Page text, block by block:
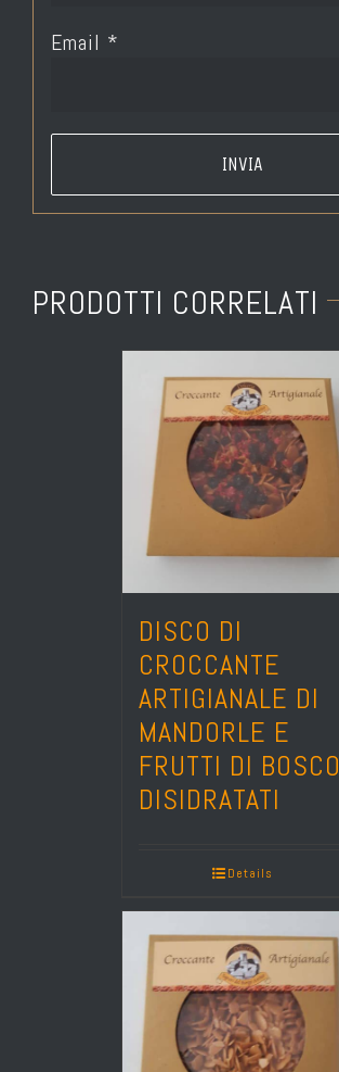
Email *
PRODOTTI CORRELATI
DISCO DI
CROCCANTE
ARTIGIANALE DI
MANDORLE E
FRUTTI DI BOSCO
DISIDRATATI
Details